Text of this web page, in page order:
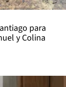
para
y Colina